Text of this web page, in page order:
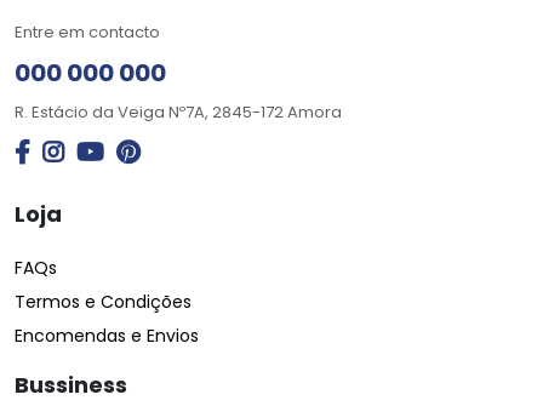
Entre em contacto
000 000 000
R. Estácio da Veiga Nº7A, 2845-172 Amora
Loja
FAQs
Termos e Condições
Encomendas e Envios
Bussiness